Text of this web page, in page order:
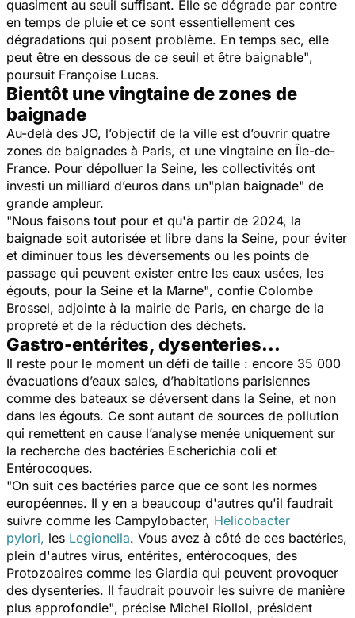
quasiment au seuil suffisant. Elle se dégrade par contre
en temps de pluie et ce sont essentiellement ces
dégradations qui posent problème. En temps sec, elle
peut être en dessous de ce seuil et être baignable",
poursuit Françoise Lucas.
Bientôt une vingtaine de zones de
baignade
Au-delà des JO, l’objectif de la ville est d’ouvrir quatre
zones de baignades à Paris, et une vingtaine en Île-de-
France. Pour dépolluer la Seine, les collectivités ont
investi un milliard d’euros dans un"plan baignade" de
grande ampleur.
"Nous faisons tout pour et qu'à partir de 2024, la
baignade soit autorisée et libre dans la Seine, pour éviter
et diminuer tous les déversements ou les points de
passage qui peuvent exister entre les eaux usées, les
égouts, pour la Seine et la Marne", confie Colombe
Brossel, adjointe à la mairie de Paris, en charge de la
propreté et de la réduction des déchets.
Gastro-entérites, dysenteries...
Il reste pour le moment un défi de taille : encore 35 000
évacuations d’eaux sales, d’habitations parisiennes
comme des bateaux se déversent dans la Seine, et non
dans les égouts. Ce sont autant de sources de pollution
qui remettent en cause l’analyse menée uniquement sur
la recherche des bactéries Escherichia coli et
Entérocoques.
"On suit ces bactéries parce que ce sont les normes
européennes. Il y en a beaucoup d'autres qu'il faudrait
suivre comme les Campylobacter, Helicobacter
pylori, les Legionella. Vous avez à côté de ces bactéries,
plein d'autres virus, entérites, entérocoques, des
Protozoaires comme les Giardia qui peuvent provoquer
des dysenteries. Il faudrait pouvoir les suivre de manière
plus approfondie", précise Michel Riollol, président